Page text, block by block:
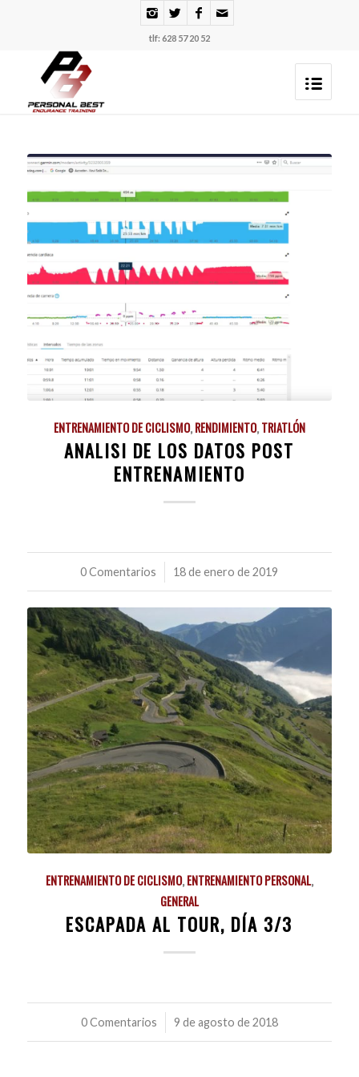
tlf: 628 57 20 52
ENTRENAMIENTO DE CICLISMO,RENDIMIENTO,TRIATLÓN
ANALISI DE LOS DATOS POST
ENTRENAMIENTO
0 Comentarios
/ 18 de enero de 2019
ENTRENAMIENTO DE CICLISMO,ENTRENAMIENTO PERSONAL,
GENERAL
ESCAPADA AL TOUR, DÍA 3/3
0 Comentarios
/ 9 de agosto de 2018